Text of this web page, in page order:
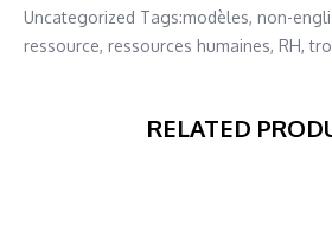
Uncategorized Tags:modèles, non-
ressource, ressources humaines, RH,
RELATED